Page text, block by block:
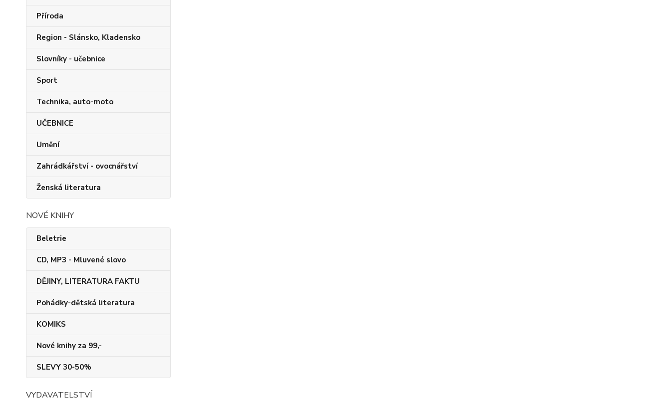
Příroda
Region - Slánsko, Kladensko
Slovníky - učebnice
Sport
Technika, auto-moto
UČEBNICE
Umění
Zahrádkářství - ovocnářství
Ženská literatura
NOVÉ KNIHY
Beletrie
CD, MP3 - Mluvené slovo
DĚJINY, LITERATURA FAKTU
Pohádky-dětská literatura
KOMIKS
Nové knihy za 99,-
SLEVY 30-50%
VYDAVATELSTVÍ